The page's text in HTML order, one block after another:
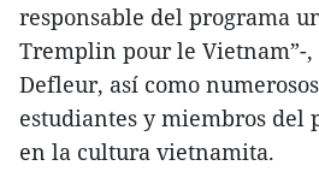
responsable del programa
Tremplin pour le Vietnam”-
Defleur, así como
estudiantes y miembros del
en la cultura vietnamita.